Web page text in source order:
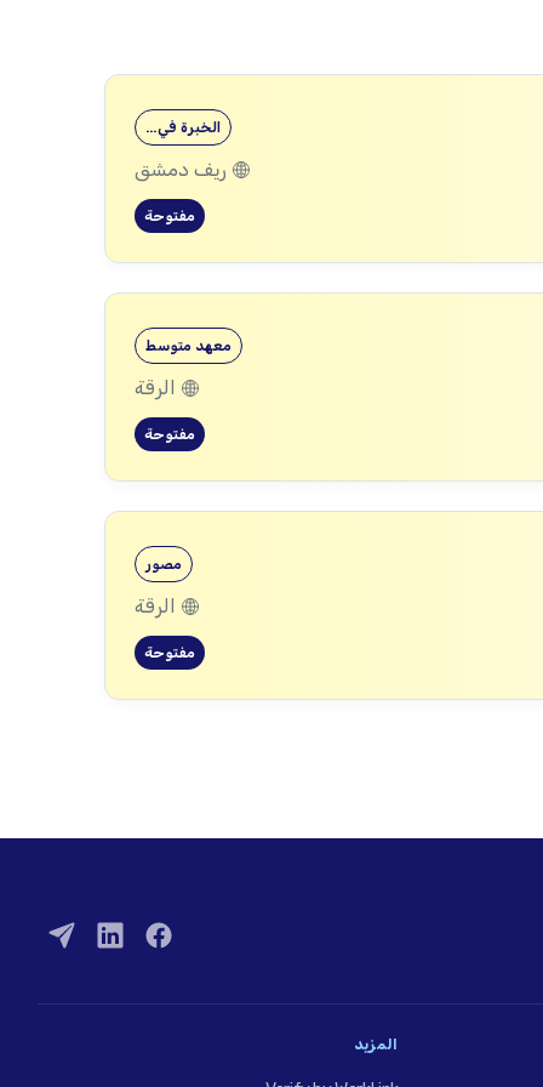
الخبرة في…
ريف دمشق
مفتوحة
معهد متوسط
الرقة
مفتوحة
مصور
الرقة
مفتوحة
المزيد